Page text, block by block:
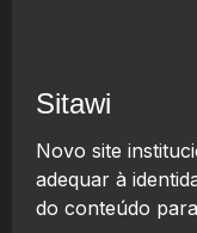
Sitawi
Novo site
adequar à
do conteúdo